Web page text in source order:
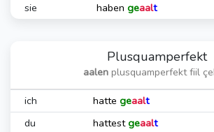
sie
haben geaalt
Plusquamperfekt
aalen plusquamperfekt fiil
ich hatte geaalt
du
hattestgeaalt